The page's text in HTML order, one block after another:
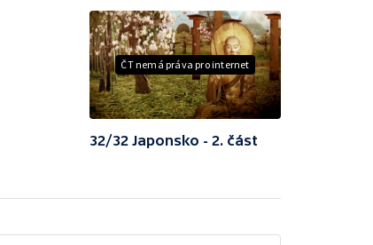
ČT nemá práva pro internet
32/32 Japonsko - 2. část